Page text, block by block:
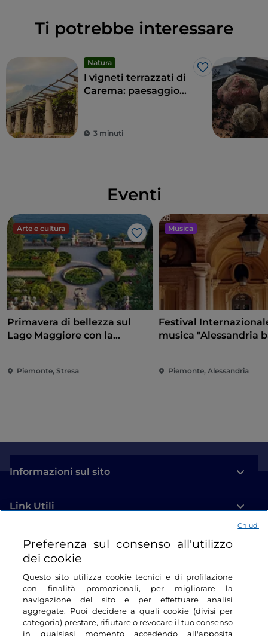
Ti potrebbe interessare
Natura
Like
I vigneti terrazzati di
Carema: paesaggio
3 minuti
Eventi
Arte e cultura
Like
Primavera di bellezza sul
Lago Maggiore con la
Piemonte, Stresa
Musica
Festival
musica "Alessandria
Piemonte, Alessandria
Informazioni sul sito
Link Utili
Login
Restiamo in contatto
Preferenza sul consenso all'utilizzo
dei cookie
Questo sito utilizza cookie tecnici e di profilazione
con finalità promozionali, per migliorare la
navigazione del sito e per effettuare analisi
aggregate. Puoi decidere a quali cookie (divisi per
categoria) prestare, rifiutare o revocare il tuo consenso
in qualsiasi momento accedendo all'apposita
Chiudi